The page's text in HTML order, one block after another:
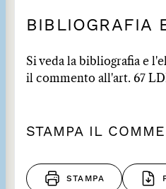
BIBLIOGRAFIA
Si veda la bibliografia e
il commento all'art. 67
STAMPA IL
STAMPA